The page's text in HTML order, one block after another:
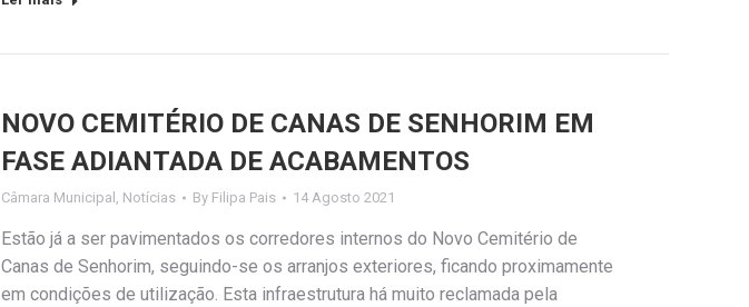
NOVO CEMITÉRIO DE CANAS DE SENHORIM EM
FASE ADIANTADA DE ACABAMENTOS
Câmara Municipal , Notícias By Filipa Pais 14 Agosto 2021
Estão já a ser pavimentados os corredores internos do Novo Cemitério de
Canas de Senhorim, seguindo-se os arranjos exteriores, ficando proximamente
em condições de utilização. Esta infraestrutura há muito reclamada pela